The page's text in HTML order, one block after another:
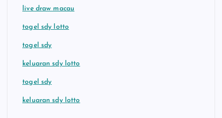
live draw macau
togel sdy lotto
togel sdy
keluaran sdy lotto
togel sdy
keluaran sdy lotto